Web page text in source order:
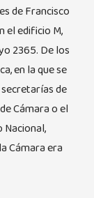
de Francisco
el edificio M,
2365. De los
en la que se
de
Cámara o el
Nacional,
Cámara era